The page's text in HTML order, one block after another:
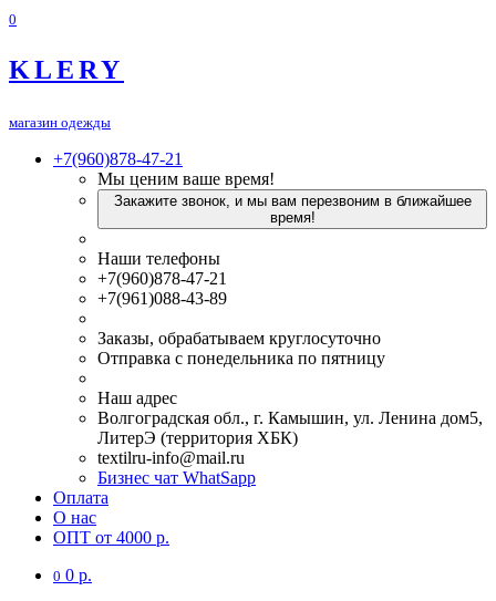
0
KLERY
магазин одежды
+7(960)878-47-21
Мы ценим ваше время!
Закажите звонок, и мы вам перезвоним в ближайшее
время!
Наши телефоны
+7(960)878-47-21
+7(961)088-43-89
Заказы, обрабатываем круглосуточно
Отправка с понедельника по пятницу
Наш адрес
Волгоградская обл., г. Камышин, ул. Ленина дом5,
ЛитерЭ (территория ХБК)
textilru-info@mail.ru
Бизнес чат WhatSapp
Оплата
О нас
ОПТ от 4000 р.
0 0 р.